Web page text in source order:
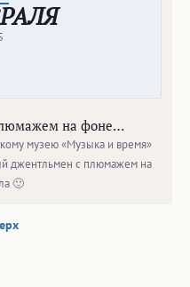
на фоне…
музею «Музыка и время»
джентльмен с плюмажем на
🙂